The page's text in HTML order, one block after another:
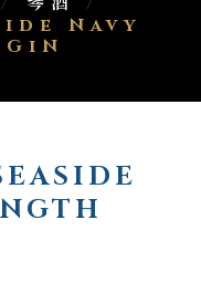
Navy